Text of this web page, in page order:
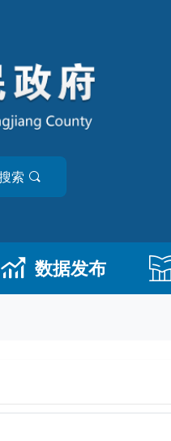
索
数据发布